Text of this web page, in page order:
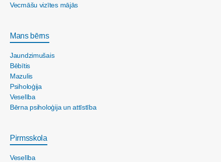
Vecmāšu vizītes mājās
Mans bērns
Jaundzimušais
Bēbītis
Mazulis
Psiholoģija
Veselība
Bērna psiholoģija un attīstība
Pirmsskola
Veselība